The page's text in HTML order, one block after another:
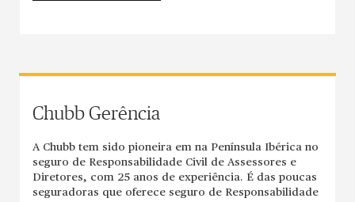
Chubb Gerência
A Chubb tem sido pioneira em na Península Ibérica no
seguro de Responsabilidade Civil de Assessores e
Diretores, com 25 anos de experiência. É das poucas
seguradoras que oferece seguro de Responsabilidade